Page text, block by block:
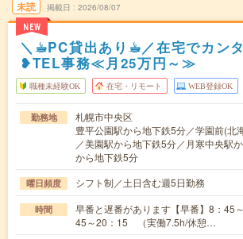
未読
NEW
掲載日 2026/08/07
＼☕︎PC貸出あり☕︎／在宅でカン
❥TEL事務≪月25万円～≫
職種未経験OK 在宅・リモート WEB登録OK
勤務地
札幌市中央区
豊平公園駅から地下鉄5分／学園前(北
／美園駅から地下鉄5分／月寒中央駅
から地下鉄5分
曜日頻度 シフト制／土日含む週5日勤務
時間
早番と遅番があります【早番】8：45
45～20：15 （実働7.5h/休憩…